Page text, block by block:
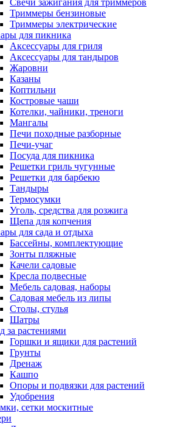
Свечи зажигания для триммеров
Триммеры бензиновые
Триммеры электрические
для пикника
Аксессуары для гриля
Аксессуары для тандыров
Жаровни
Казаны
Коптильни
Костровые чаши
Котелки, чайники, треноги
Мангалы
Печи походные разборные
Печи-учаг
Посуда для пикника
Решетки гриль чугунные
Решетки для барбекю
Тандыры
Термосумки
Уголь, средства для розжига
Щепа для копчения
для сада и отдыха
Бассейны, комплектующие
Зонты пляжные
Качели садовые
Кресла подвесные
Мебель садовая, наборы
Садовая мебель из липы
Столы, стулья
Шатры
за растениями
Горшки и ящики для растений
Грунты
Дренаж
Кашпо
Опоры и подвязки для растений
Удобрения
сетки москитные